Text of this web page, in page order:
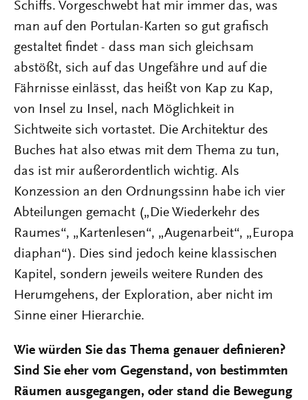
Schiffs. Vorgeschwebt hat mir immer das, was
man auf den Portulan-Karten so gut grafisch
gestaltet findet - dass man sich gleichsam
abstößt, sich auf das Ungefähre und auf die
Fährnisse einlässt, das heißt von Kap zu Kap,
von Insel zu Insel, nach Möglichkeit in
Sichtweite sich vortastet. Die Architektur des
Buches hat also etwas mit dem Thema zu tun,
das ist mir außerordentlich wichtig. Als
Konzession an den Ordnungssinn habe ich vier
Abteilungen gemacht („Die Wiederkehr des
Raumes“, „Kartenlesen“, „Augenarbeit“, „Europa
diaphan“). Dies sind jedoch keine klassischen
Kapitel, sondern jeweils weitere Runden des
Herumgehens, der Exploration, aber nicht im
Sinne einer Hierarchie.
Wie würden Sie das Thema genauer definieren?
Sind Sie eher vom Gegenstand, von bestimmten
Räumen ausgegangen, oder stand die Bewegung